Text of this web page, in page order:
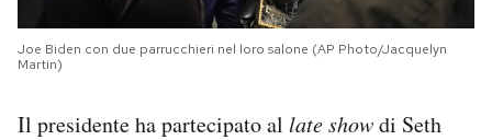
Joe Biden con due parrucchieri nel loro salone (AP Photo/Jacquelyn
Martin)
Il presidente ha partecipato al late showdi Seth